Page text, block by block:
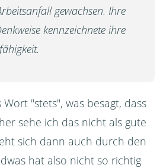
gewachsen. Ihre
kennzeichnete ihre
"stets", was besagt, dass
sehe ich das nicht als gute
sich dann auch durch den
hat also nicht so richtig